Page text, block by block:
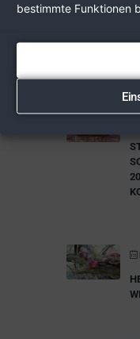
bestimmte Funktionen